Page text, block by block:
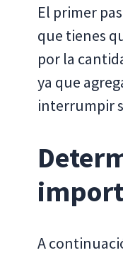
El primer
que tienes
por la
ya que
interrumpir
A